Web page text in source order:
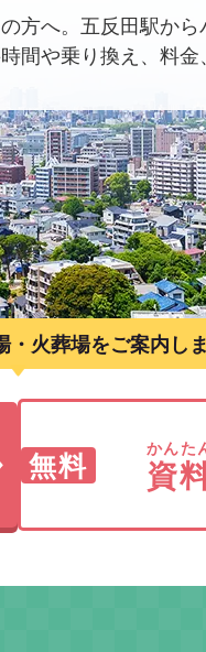
方へ。五反田駅か
間や乗り換え、料
・火葬場をご案内し
無料 かんた
資